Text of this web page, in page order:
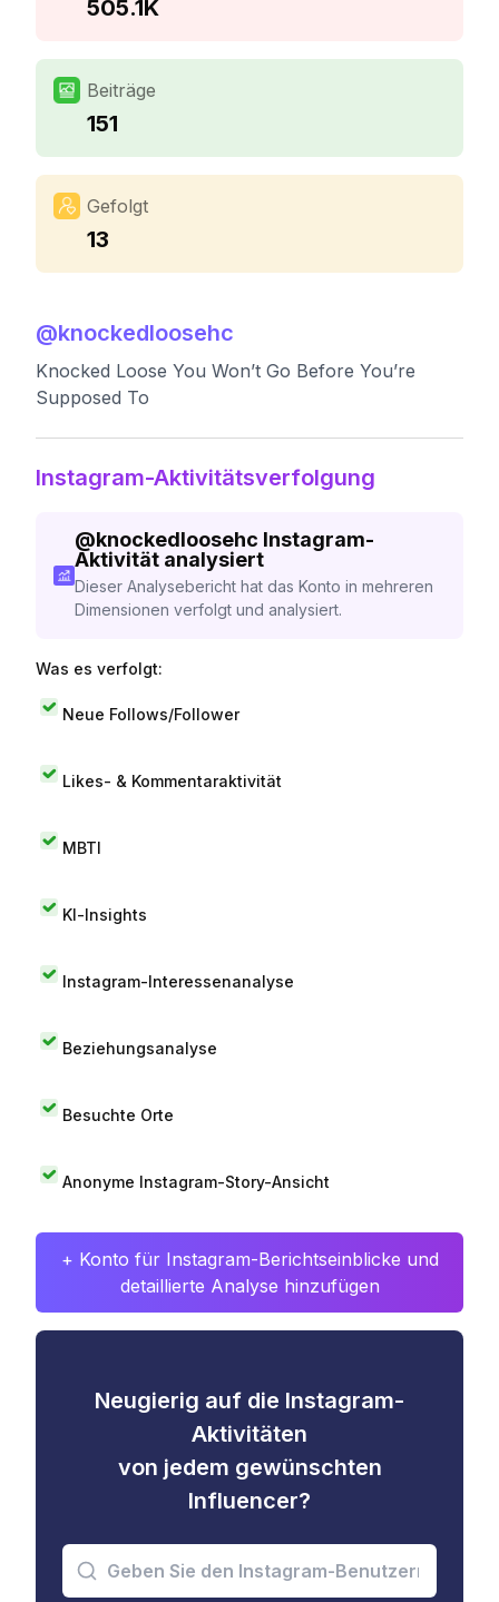
505.1K
Beiträge
151
Gefolgt
13
@knockedloosehc
Knocked Loose You Won’t Go Before You’re
Supposed To
Instagram-Aktivitätsverfolgung
@knockedloosehc Instagram-
Aktivität analysiert
Dieser Analysebericht hat das Konto in mehreren
Dimensionen verfolgt und analysiert.
Was es verfolgt:
Neue Follows/Follower
Likes- & Kommentaraktivität
MBTI
KI-Insights
Instagram-Interessenanalyse
Beziehungsanalyse
Besuchte Orte
Anonyme Instagram-Story-Ansicht
+ Konto für Instagram-Berichtseinblicke und
detaillierte Analyse hinzufügen
Neugierig auf die Instagram-
Aktivitäten
von jedem gewünschten
Influencer?